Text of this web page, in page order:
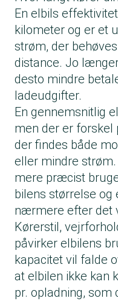
En elbils
kilometer og er et
strøm, der
distance. Jo
desto mindre
ladeudgifter.
En gennemsnitlig
men der er forskel
der findes både
eller mindre strøm.
mere præcist
bilens størrelse og
nærmere efter det
Kørerstil,
påvirker elbilens
kapacitet vil falde
at elbilen ikke kan
pr. opladning, som